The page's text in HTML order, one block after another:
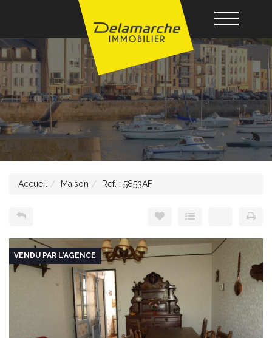
Acheter
Louer
Vendre
Gérance
Nos agences
Espace client Nous contacter
Accueil Maison Ref. : 5853AF
VENDU PAR L'AGENCE